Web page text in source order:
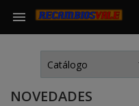

NOVEDADES